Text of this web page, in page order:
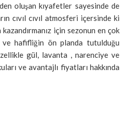
oluşan kıyafetler sayesinde de
cıvıl cıvıl atmosferi içersinde ki
kazandırmanız için sezonun en çok
ve hafifliğin ön planda tutulduğu
gül, lavanta , narenciye ve
ve avantajlı fiyatları hakkında